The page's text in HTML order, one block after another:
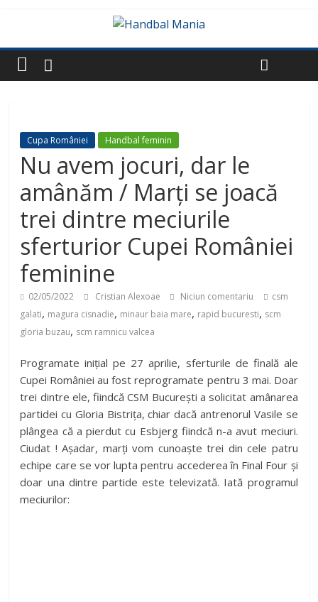
Cupa României Handbal feminin
Nu avem jocuri, dar le
amânăm / Marți se joacă
trei dintre meciurile
sferturior Cupei României
feminine
02/05/2022 Cristian Alexoae Niciun comentariu
csm
galati, magura cisnadie, minaur baia mare, rapid bucuresti, scm
gloria buzau, scm ramnicu valcea
Programate inițial pe 27 aprilie, sferturile de finală ale
Cupei României au fost reprogramate pentru 3 mai. Doar
trei dintre ele, fiindcă CSM București a solicitat amânarea
partidei cu Gloria Bistrița, chiar dacă antrenorul Vasile se
plângea că a pierdut cu Esbjerg fiindcă n-a avut meciuri.
Ciudat ! Așadar, marți vom cunoaște trei din cele patru
echipe care se vor lupta pentru accederea în Final Four și
doar una dintre partide este televizată. Iată programul
meciurilor: